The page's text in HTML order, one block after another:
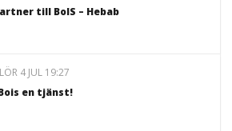
till BoIS – Hebab
LÖR 4 JUL 19:27
en tjänst!